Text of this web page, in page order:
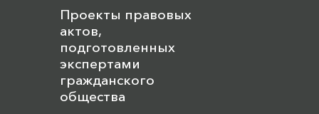
Проекты правовых
актов,
подготовленных
экспертами
гражданского
общества